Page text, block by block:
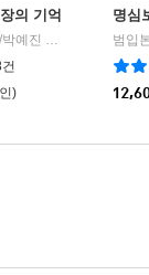
의 기억
다자이 오사무 원저/박예진 편
리텍콘텐츠
)
명심
범입